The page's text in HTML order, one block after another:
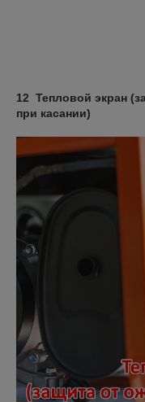
12 Тепловой экран
при касании)